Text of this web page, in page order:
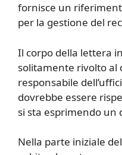
fornisce un
per la gestione del
Il corpo della lettera
solitamente rivolto al
responsabile
dovrebbe essere
si sta esprimendo un
Nella parte iniziale